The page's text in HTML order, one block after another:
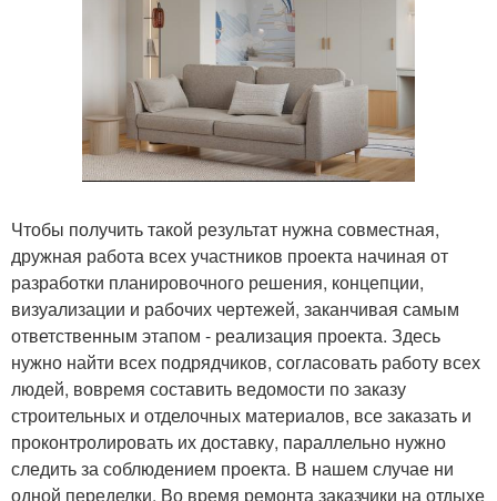
Чтобы получить такой результат нужна совместная,
дружная работа всех участников проекта начиная от
разработки планировочного решения, концепции,
визуализации и рабочих чертежей, заканчивая самым
ответственным этапом - реализация проекта. Здесь
нужно найти всех подрядчиков, согласовать работу всех
людей, вовремя составить ведомости по заказу
строительных и отделочных материалов, все заказать и
проконтролировать их доставку, параллельно нужно
следить за соблюдением проекта. В нашем случае ни
одной переделки. Во время ремонта заказчики на отдыхе